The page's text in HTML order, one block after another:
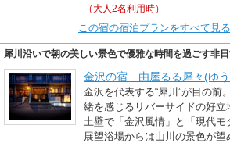
（大人2名利用時）
この宿の宿泊プランをすべて見る
犀川沿いで朝の美しい景色で優雅な時間を過ごす非
金沢の宿 由屋るる犀々(ゆ
金沢を代表する“犀川”が目の前
緒を感じるリバーサイドの好
土壁で「金沢風情」と「現代モ
展望浴場からは山川の景色が望